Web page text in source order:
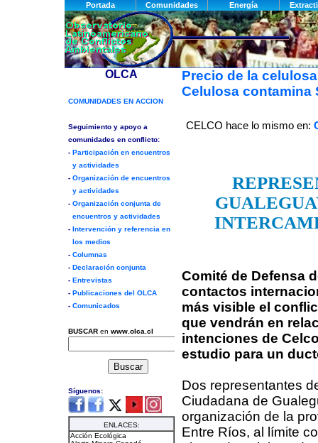
Precio de la celulosa
Celulosa contamina
CELCO hace lo mismo en:
Comité de Defensa
contactos
más visible el
que vendrán en
intenciones de
estudio para un
Dos representantes
Ciudadana de
organización de la
Entre Ríos, al límite